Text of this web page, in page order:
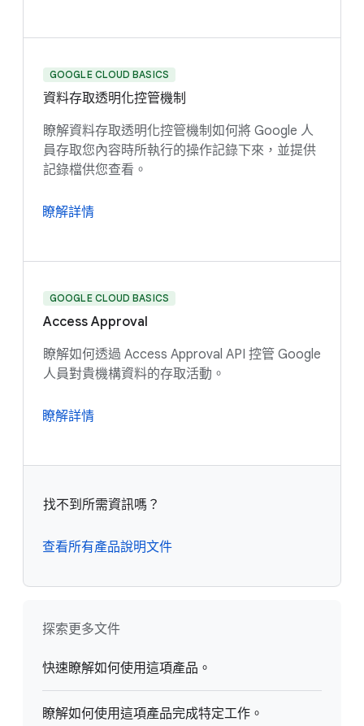
GOOGLE CLOUD BASICS
資料存取透明化控管機制
瞭解資料存取透明化控管機制如何將 Google 人
員存取您內容時所執行的操作記錄下來，並提供
記錄檔供您查看。
瞭解詳情
GOOGLE CLOUD BASICS
Access Approval
瞭解如何透過 Access Approval API 控管 Google
人員對貴機構資料的存取活動。
瞭解詳情
找不到所需資訊嗎？
查看所有產品說明文件
探索更多文件
快速瞭解如何使用這項產品。
瞭解如何使用這項產品完成特定工作。